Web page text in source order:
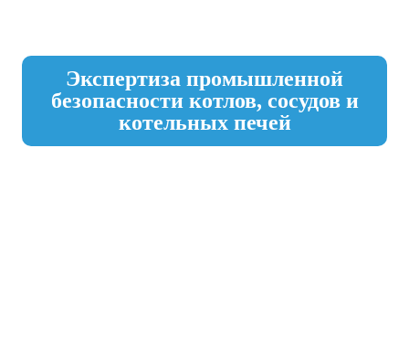
Экспертиза промышленной
безопасности котлов, сосудов и
котельных печей